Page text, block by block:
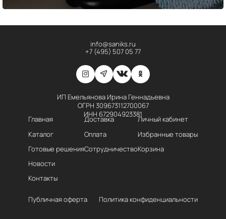
info@saniks.ru
+7 (495) 507 05 77
ИП Емельянова Ирина Геннадьевна
ОГРН 309673112700067
ИНН 672904923381
Главная
Каталог
Готовые решения
Новости
Контакты
Доставка
Оплата
Сотрудничество
Личный кабинет
Избранные товары
Корзина
Публичная оферта Политика конфиденциальности